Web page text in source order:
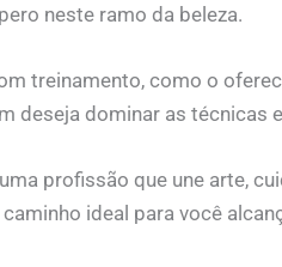
neste ramo da beleza.
treinamento, como o
deseja dominar as técnicas
profissão que une arte,
ideal para você